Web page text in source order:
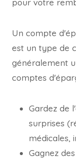
pour votre
Un compte
est un type de
généralement
comptes
Gardez de
surprises
médicales,
Gagnez